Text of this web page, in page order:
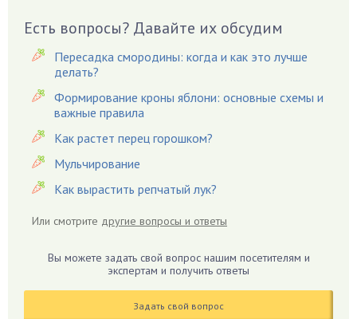
Вешенки
Виноград
Вредители
Гардения
Гацания
Гвоздики
Георгины
Гиацинт
Гладиолусы
Есть вопросы? Давайте их обсудим
Пересадка смородины: когда и как это лучше
делать?
Формирование кроны яблони: основные схемы и
важные правила
Как растет перец горошком?
Мульчирование
Как вырастить репчатый лук?
Или смотрите другие вопросы и ответы
Вы можете задать свой вопрос нашим посетителям и
экспертам и получить ответы
Задать свой вопрос